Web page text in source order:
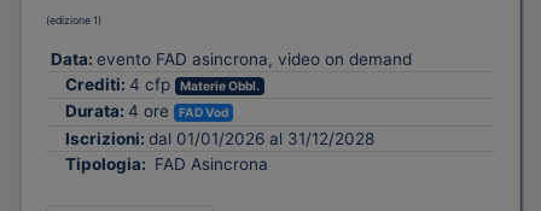
(edizione 1)
Data: evento FAD asincrona, video on demand
Crediti: 4 cfp Materie Obbl.
Durata: 4 ore FAD Vod
Iscrizioni: dal 01/01/2026 al 31/12/2028
Tipologia: FAD Asincrona